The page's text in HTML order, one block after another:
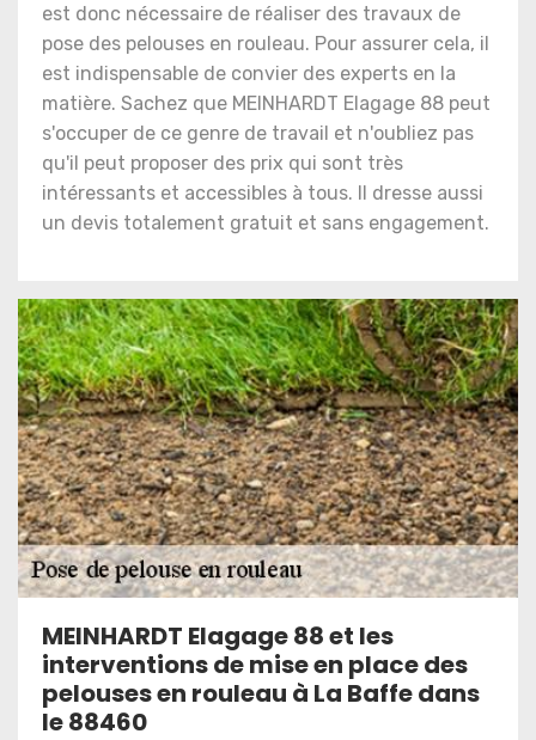
est donc nécessaire de réaliser des travaux de
pose des pelouses en rouleau. Pour assurer cela, il
est indispensable de convier des experts en la
matière. Sachez que MEINHARDT Elagage 88 peut
s'occuper de ce genre de travail et n'oubliez pas
qu'il peut proposer des prix qui sont très
intéressants et accessibles à tous. Il dresse aussi
un devis totalement gratuit et sans engagement.
MEINHARDT Elagage 88 et les
interventions de mise en place des
pelouses en rouleau à La Baffe dans
le 88460